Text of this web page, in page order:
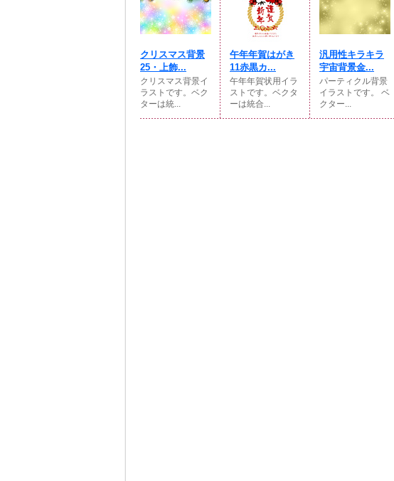
クリスマス背景
25・上飾...
クリスマス背景イ
ラストです。ベク
ターは統...
午年年賀はがき
11赤黒カ...
午年年賀状用イラ
ストです。ベクタ
ーは統合...
汎用性キラキラ
宇宙背景金...
パーティクル背景
イラストです。 ベ
クター...